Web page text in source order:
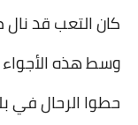
كان التعب قد
وسط هذه
حطوا الرحال في